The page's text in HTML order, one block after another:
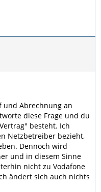
und Abrechnung an
diese Frage und du
besteht. Ich
Netzbetreiber bezieht,
Dennoch wird
und in diesem Sinne
nicht zu Vodafone
ändert sich auch nichts